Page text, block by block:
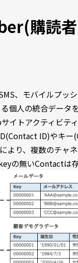
購読
、モバイルプッ
個人の統合データ
イトアクティビテ
ID)やキー
より、複数のチャ
の無いContactは